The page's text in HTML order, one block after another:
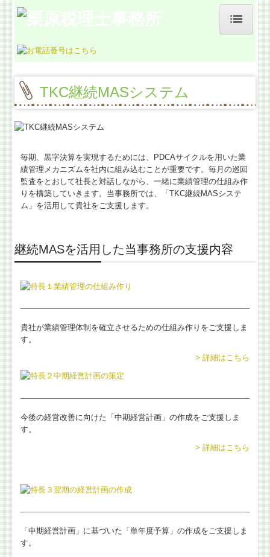
ホーム
事務所紹介
お客様の声
料金について
よくある質問
業務契約までの流れ
交通案内
税理士をお探しの方、見直したい方
会計・給与・請求を合理化
記帳適時性証明書の活用
スマート業績確認機能
マイナンバー制度への対応
お客様紹介
TKC継続MASシステム
毎期、黒字決算を実現するためには、PDCAサイクルを用いた業
績管理メカニズムを社内に組み込むことが重要です。毎月の巡回
監査をとおして社長と対話しながら、一緒に業績管理の仕組み作
りを構築していきます。当事務所では、「TKC継続MASシステ
ム」を活用して貴社をご支援します。
継続MASを活用した当事務所の支援内容
貴社が業績管理体制を確立させるための仕組み作りをご支援しま
す。
> 詳細はこちら
今後の経営改善に向けた「中期経営計画」の作成をご支援しま
す。
> 詳細はこちら
「中期経営計画」に基づいた「単年度予算」の作成をご支援しま
す。